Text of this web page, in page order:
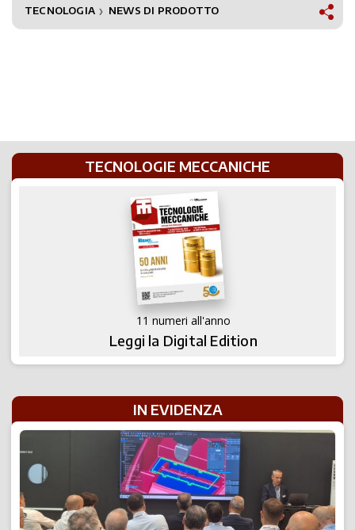
TECNOLOGIA ❯ NEWS DI PRODOTTO
TECNOLOGIE MECCANICHE
11 numeri all'anno
Leggi la Digital Edition
IN EVIDENZA